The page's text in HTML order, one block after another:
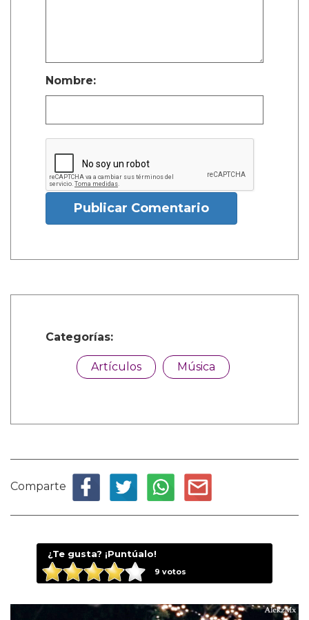
Nombre:
Publicar Comentario
Categorías:
Artículos Música
Comparte
¿Te gusta? ¡Puntúalo!
9 votos